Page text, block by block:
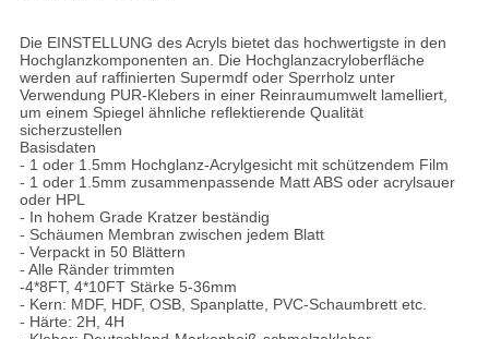
Die EINSTELLUNG des Acryls bietet das hochwertigste in den
Hochglanzkomponenten an. Die Hochglanzacryloberfläche
werden auf raffinierten Supermdf oder Sperrholz unter
Verwendung PUR-Klebers in einer Reinraumumwelt lamelliert,
um einem Spiegel ähnliche reflektierende Qualität
sicherzustellen
Basisdaten
- 1 oder 1.5mm Hochglanz-Acrylgesicht mit schützendem Film
- 1 oder 1.5mm zusammenpassende Matt ABS oder acrylsauer
oder HPL
- In hohem Grade Kratzer beständig
- Schäumen Membran zwischen jedem Blatt
- Verpackt in 50 Blättern
- Alle Ränder trimmten
-4*8FT, 4*10FT Stärke 5-36mm
- Kern: MDF, HDF, OSB, Spanplatte, PVC-Schaumbrett etc.
- Härte: 2H, 4H